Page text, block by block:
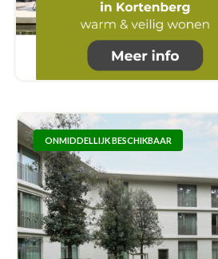
ONMIDDELLIJK BESCHIKBAAR